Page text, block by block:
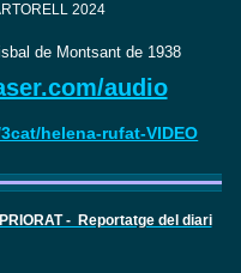
2024
de Montsant de 1938
audio
helena-rufat-VIDEO
- Reportatge del diari